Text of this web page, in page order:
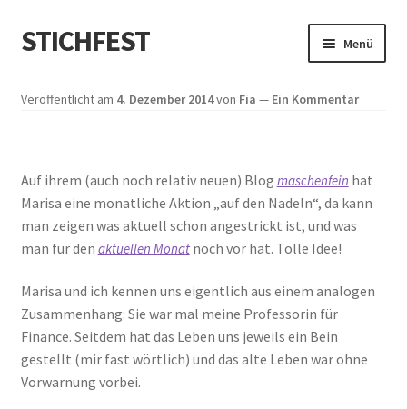
Zur
Navigation
Zum
Inhalt
STICHFEST Menü
Shop
About me
Veröffentlicht am 4. Dezember 2014von Fia — Ein Kommentar
Auf ihrem (auch noch relativ neuen) Blog maschenfein hat
Marisa eine monatliche Aktion „auf den Nadeln“, da kann
man zeigen was aktuell schon angestrickt ist, und was
man für den aktuellen Monatnoch vor hat. Tolle Idee!
Marisa und ich kennen uns eigentlich aus einem analogen
Zusammenhang: Sie war mal meine Professorin für
Finance. Seitdem hat das Leben uns jeweils ein Bein
gestellt (mir fast wörtlich) und das alte Leben war ohne
Vorwarnung vorbei.